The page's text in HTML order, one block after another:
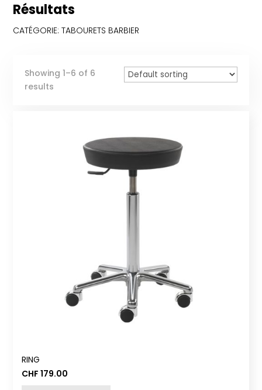
Résultats
CATÉGORIE: TABOURETS BARBIER
Showing 1–6 of 6
results
RING
CHF 179.00